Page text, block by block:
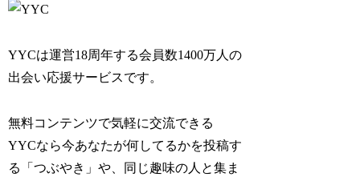
YYCは運営18周年する会員数1400万人の
出会い応援サービスです。
無料コンテンツで気軽に交流できる
YYCなら今あなたが何してるかを投稿す
る「つぶやき」や、同じ趣味の人と集ま